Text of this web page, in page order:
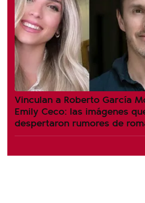
Vinculan a Roberto García
Emily Ceco: las imágenes
despertaron rumores de